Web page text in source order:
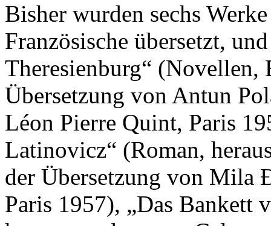
Bisher wurden sechs
Französische übersetzt,
Theresienburg“
Übersetzung von Antun
Léon Pierre Quint, Paris
Latinovicz“ (Roman,
der Übersetzung von Mila
Paris 1957), „Das Bankett